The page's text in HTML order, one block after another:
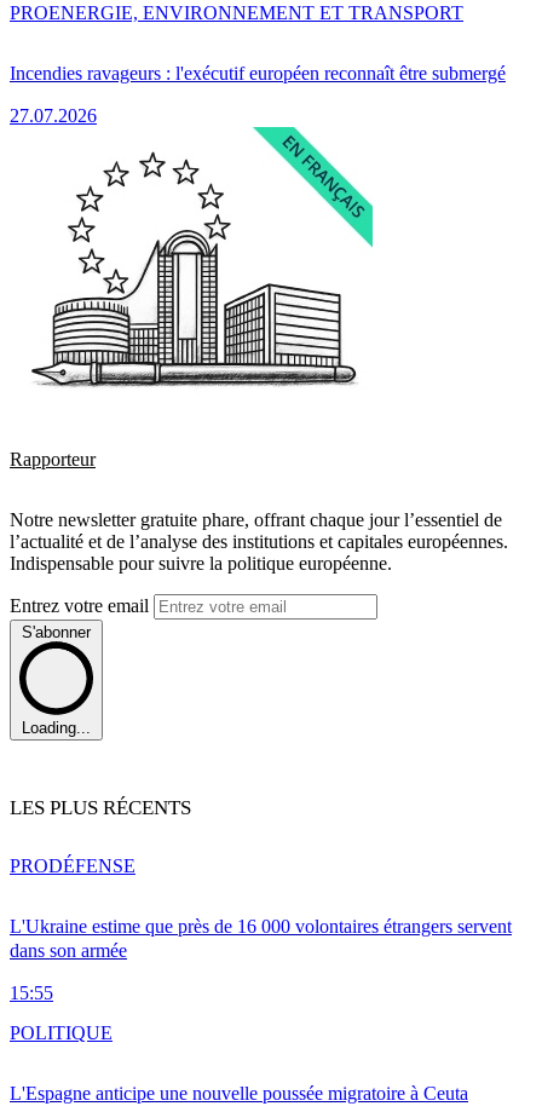
Incendies ravageurs : l'exécutif européen reconnaît être submergé
27.07.2026
PROENERGIE, ENVIRONNEMENT ET TRANSPORT
Rapporteur
Notre newsletter gratuite phare, offrant chaque jour l’essentiel de
l’actualité et de l’analyse des institutions et capitales européennes.
Indispensable pour suivre la politique européenne.
Entrez votre email
S'abonner
Loading...
LES PLUS RÉCENTS
L'Ukraine estime que près de 16 000 volontaires étrangers servent
dans son armée
15:55
PRODÉFENSE
L'Espagne anticipe une nouvelle poussée migratoire à Ceuta
POLITIQUE